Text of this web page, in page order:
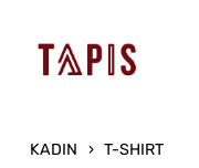
KADIN T-SHIRT